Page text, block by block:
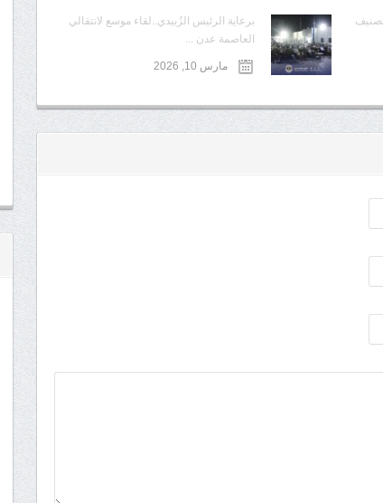
برعاية الرئيس الزُبيدي..لقاء موسع لانتقالي
العاصمة عدن ...
مارس 10, 2026